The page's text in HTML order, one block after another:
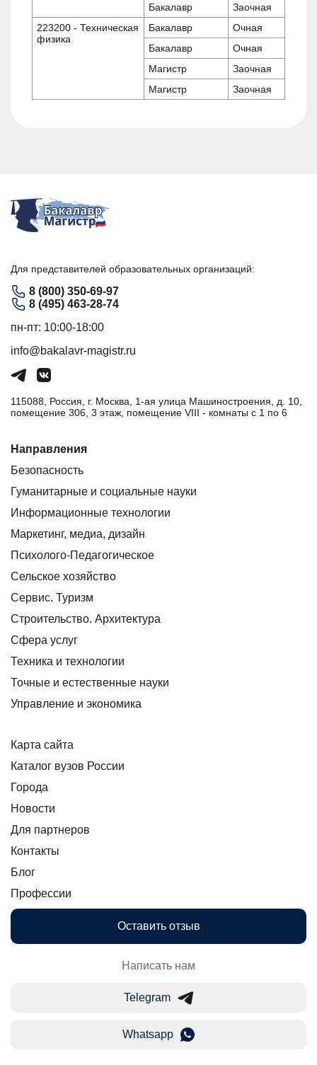
Бакалавр
Заочная
223200 - Техническая
физика
Бакалавр
Очная
Бакалавр
Очная
Магистр
Заочная
Магистр
Заочная
Для представителей образовательных организаций:
8 (800) 350-69-97
8 (495) 463-28-74
пн-пт: 10:00-18:00
info@bakalavr-magistr.ru
115088, Россия, г. Москва, 1-ая улица Машиностроения, д. 10,
помещение 306, 3 этаж, помещение VIII - комнаты с 1 по 6
Направления
Безопасность
Гуманитарные и социальные науки
Информационные технологии
Маркетинг, медиа, дизайн
Психолого-Педагогическое
Сельское хозяйство
Сервис. Туризм
Строительство. Архитектура
Сфера услуг
Техника и технологии
Точные и естественные науки
Управление и экономика
Карта сайта
Каталог вузов России
Города
Новости
Для партнеров
Контакты
Блог
Профессии
Оставить отзыв
Написать нам
Telegram
Whatsapp